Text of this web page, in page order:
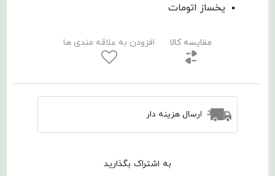
یخساز اتومات
مقایسه کالا افزودن به علاقه مندی ها
ارسال هزینه دار
به اشتراک بگذارید